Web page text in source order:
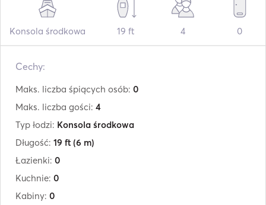
Konsola środkowa 19 ft 4 0
Cechy:
Maks. liczba śpiących osób: 0
Maks. liczba gości: 4
Typ łodzi: Konsola środkowa
Długość: 19 ft (6 m)
Łazienki: 0
Kuchnie: 0
Kabiny: 0